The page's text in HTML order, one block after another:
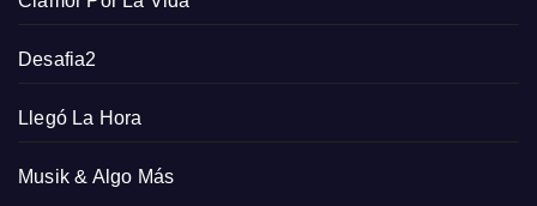
Desafia2
Llegó La Hora
Musik & Algo Más